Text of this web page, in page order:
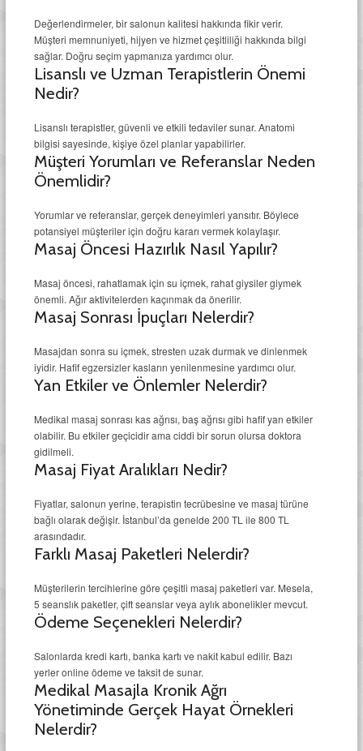
Değerlendirmeler, bir salonun kalitesi hakkında fikir verir.
Müşteri memnuniyeti, hijyen ve hizmet çeşitliliği hakkında bilgi
sağlar. Doğru seçim yapmanıza yardımcı olur.
Lisanslı ve Uzman Terapistlerin Önemi
Nedir?
Lisanslı terapistler, güvenli ve etkili tedaviler sunar. Anatomi
bilgisi sayesinde, kişiye özel planlar yapabilirler.
Müşteri Yorumları ve Referanslar Neden
Önemlidir?
Yorumlar ve referanslar, gerçek deneyimleri yansıtır. Böylece
potansiyel müşteriler için doğru kararı vermek kolaylaşır.
Masaj Öncesi Hazırlık Nasıl Yapılır?
Masaj öncesi, rahatlamak için su içmek, rahat giysiler giymek
önemli. Ağır aktivitelerden kaçınmak da önerilir.
Masaj Sonrası İpuçları Nelerdir?
Masajdan sonra su içmek, stresten uzak durmak ve dinlenmek
iyidir. Hafif egzersizler kasların yenilenmesine yardımcı olur.
Yan Etkiler ve Önlemler Nelerdir?
Medikal masaj sonrası kas ağrısı, baş ağrısı gibi hafif yan etkiler
olabilir. Bu etkiler geçicidir ama ciddi bir sorun olursa doktora
gidilmeli.
Masaj Fiyat Aralıkları Nedir?
Fiyatlar, salonun yerine, terapistin tecrübesine ve masaj türüne
bağlı olarak değişir. İstanbul’da genelde 200 TL ile 800 TL
arasındadır.
Farklı Masaj Paketleri Nelerdir?
Müşterilerin tercihlerine göre çeşitli masaj paketleri var. Mesela,
5 seanslık paketler, çift seanslar veya aylık abonelikler mevcut.
Ödeme Seçenekleri Nelerdir?
Salonlarda kredi kartı, banka kartı ve nakit kabul edilir. Bazı
yerler online ödeme ve taksit de sunar.
Medikal Masajla Kronik Ağrı
Yönetiminde Gerçek Hayat Örnekleri
Nelerdir?